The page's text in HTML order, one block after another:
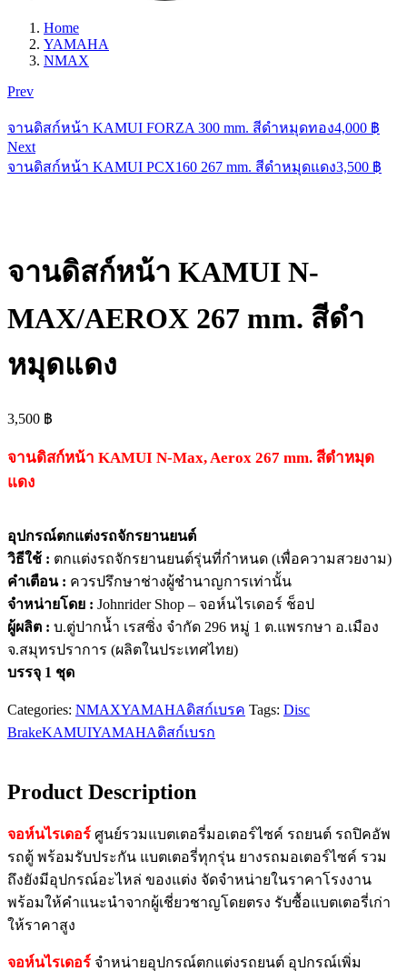
Home
YAMAHA
NMAX
Prev
จานดิสก์หน้า KAMUI FORZA 300 mm. สีดำหมุดทอง4,000 ฿
Next
จานดิสก์หน้า KAMUI PCX160 267 mm. สีดำหมุดแดง3,500 ฿
จานดิสก์หน้า KAMUI N-
MAX/AEROX 267 mm. สีดำ
หมุดแดง
3,500 ฿
จานดิสก์หน้า KAMUI N-Max, Aerox 267 mm. สีดำหมุด
แดง
อุปกรณ์ตกแต่งรถจักรยานยนต์
วิธีใช้ : ตกแต่งรถจักรยานยนต์รุ่นที่กำหนด (เพื่อความสวยงาม)
คำเตือน : ควรปรึกษาช่างผู้ชำนาญการเท่านั้น
จำหน่ายโดย : Johnrider Shop – จอห์นไรเดอร์ ช็อป
ผู้ผลิต : บ.ตู่ปากน้ำ เรสซิ่ง จำกัด 296 หมู่ 1 ต.แพรกษา อ.เมือง
จ.สมุทรปราการ (ผลิตในประเทศไทย)
บรรจุ 1 ชุด
Categories: NMAXYAMAHAดิสก์เบรค Tags: Disc
BrakeKAMUIYAMAHAดิสก์เบรก
Product Description
จอห์นไรเดอร์ ศูนย์รวมแบตเตอรี่มอเตอร์ไซค์ รถยนต์ รถปิคอัพ
รถตู้ พร้อมรับประกัน แบตเตอรี่ทุกรุ่น ยางรถมอเตอร์ไซค์ รวม
ถึงยังมีอุปกรณ์อะไหล่ ของแต่ง จัดจำหน่ายในราคาโรงงาน
พร้อมให้คำแนะนำจากผู้เชี่ยวชาญโดยตรง รับซื้อแบตเตอรี่เก่า
ให้ราคาสูง
จอห์นไรเดอร์ จำหน่ายอุปกรณ์ตกแต่งรถยนต์ อุปกรณ์เพิ่ม